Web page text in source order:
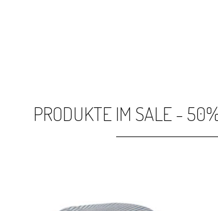
PRODUKTE IM SALE -